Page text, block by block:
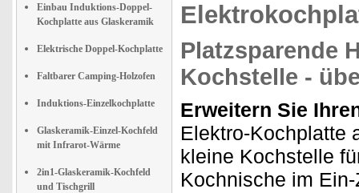
Einbau Induktions-Doppel-
Kochplatte aus Glaskeramik
Elektrische Doppel-Kochplatte
Faltbarer Camping-Holzofen
Induktions-Einzelkochplatte
Glaskeramik-Einzel-Kochfeld
mit Infrarot-Wärme
2in1-Glaskeramik-Kochfeld
und Tischgrill
Platzsparende
Kochstelle -
Erweitern Sie
Elektro-Kochplatte
kleine Kochstelle
Kochnische im